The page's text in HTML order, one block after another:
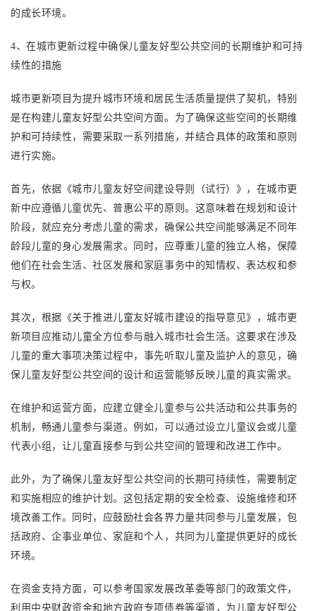
的成长环境。
4、在城市更新过程中确保儿童友好型公共空间的长期维护和可持
续性的措施
城市更新项目为提升城市环境和居民生活质量提供了契机，特别
是在构建儿童友好型公共空间方面。为了确保这些空间的长期维
护和可持续性，需要采取一系列措施，并结合具体的政策和原则
进行实施。
首先，依据《城市儿童友好空间建设导则（试行）》，在城市更
新中应遵循儿童优先、普惠公平的原则。这意味着在规划和设计
阶段，就应充分考虑儿童的需求，确保公共空间能够满足不同年
龄段儿童的身心发展需求。同时，应尊重儿童的独立人格，保障
他们在社会生活、社区发展和家庭事务中的知情权、表达权和参
与权。
其次，根据《关于推进儿童友好城市建设的指导意见》，城市更
新项目应推动儿童全方位参与融入城市社会生活。这要求在涉及
儿童的重大事项决策过程中，事先听取儿童及监护人的意见，确
保儿童友好型公共空间的设计和运营能够反映儿童的真实需求。
在维护和运营方面，应建立健全儿童参与公共活动和公共事务的
机制，畅通儿童参与渠道。例如，可以通过设立儿童议会或儿童
代表小组，让儿童直接参与到公共空间的管理和改进工作中。
此外，为了确保儿童友好型公共空间的长期可持续性，需要制定
和实施相应的维护计划。这包括定期的安全检查、设施维修和环
境改善工作。同时，应鼓励社会各界力量共同参与儿童发展，包
括政府、企事业单位、家庭和个人，共同为儿童提供更好的成长
环境。
在资金支持方面，可以参考国家发展改革委等部门的政策文件，
利用中央财政资金和地方政府专项债券等渠道，为儿童友好型公